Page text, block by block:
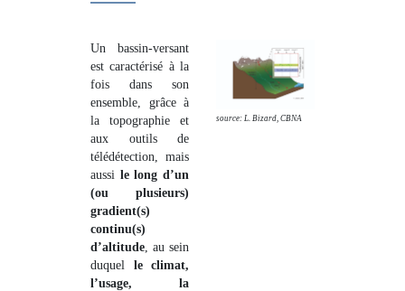
Un bassin-versant
est caractérisé à la
fois dans son
ensemble, grâce à
la topographie et
aux outils de
télédétection, mais
aussi le long d’un
(ou plusieurs)
gradient(s)
continu(s)
d’altitude, au sein
duquel le climat,
l’usage, la
source: L. Bizard, CBNA